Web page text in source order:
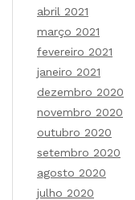
abril 2021
março 2021
fevereiro 2021
janeiro 2021
dezembro 2020
novembro 2020
outubro 2020
setembro 2020
agosto 2020
julho 2020